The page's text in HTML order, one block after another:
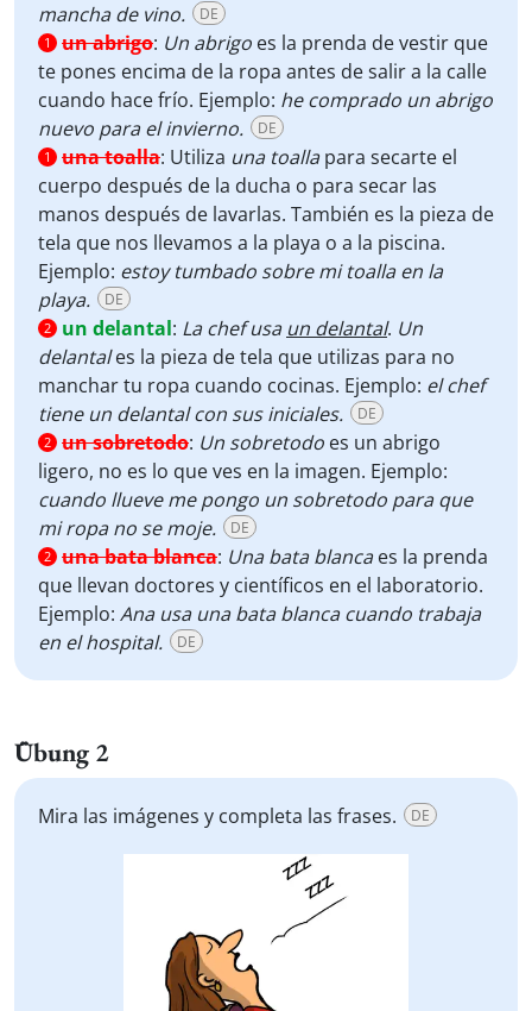
mancha de vino.
DE
1 un abrigo: Un abrigo es la prenda de vestir que
te pones encima de la ropa antes de salir a la calle
cuando hace frío. Ejemplo: he comprado un abrigo
nuevo para el invierno.
DE
1 una toalla: Utiliza una toallapara secarte el
cuerpo después de la ducha o para secar las
manos después de lavarlas. También es la pieza de
tela que nos llevamos a la playa o a la piscina.
Ejemplo: estoy tumbado sobre mi toalla en la
playa.
DE
2 un delantal: La chef usa un delantal. Un
delantales la pieza de tela que utilizas para no
manchar tu ropa cuando cocinas. Ejemplo: el chef
tiene un delantal con sus iniciales.
DE
2 un sobretodo: Un sobretodo es un abrigo
ligero, no es lo que ves en la imagen. Ejemplo:
cuando llueve me pongo un sobretodo para que
mi ropa no se moje.
DE
2 una bata blanca: Una bata blancaes la prenda
que llevan doctores y científicos en el laboratorio.
Ejemplo: Ana usa una bata blanca cuando trabaja
en el hospital.
DE
Übung 2
Mira las imágenes y completa las frases. DE